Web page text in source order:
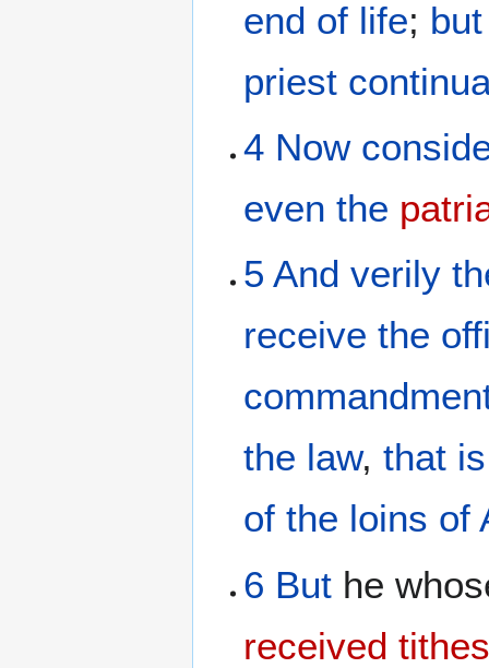
end of life; but
priest
4 Now
even the
5 And verily
receive the
the law,that is
of the loins of
6 But he
received